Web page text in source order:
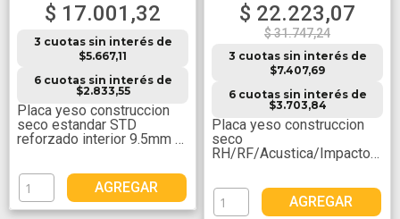
$ 17.001,32
3 cuotas sin interés de
$5.667,11
6 cuotas sin interés de
$2.833,55
Placa yeso construccion
seco estandar STD
reforzado interior 9.5mm x
AGREGAR
$ 22.223,07
$ 31.747,24
3 cuotas sin interés de
$7.407,69
6 cuotas sin interés de
$3.703,84
Placa yeso construccion
seco
RH/RF/Acustica/Impacto
AGREGAR